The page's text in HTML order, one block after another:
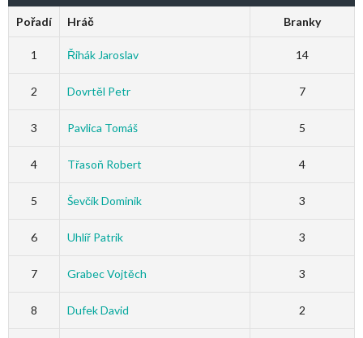
Pořadí Hráč Branky
1 Řihák Jaroslav 14
2 Dovrtěl Petr 7
3 Pavlica Tomáš 5
4 Třasoň Robert 4
5 Ševčík Dominik 3
6 Uhlíř Patrik 3
7 Grabec Vojtěch 3
8 Dufek David 2